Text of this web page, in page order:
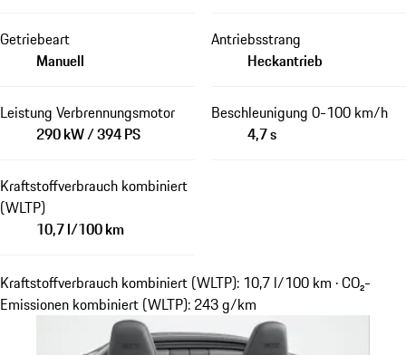
Getriebeart
Manuell
Antriebsstrang
Heckantrieb
Leistung Verbrennungsmotor
290 kW / 394 PS
Beschleunigung 0-100 km/h
4,7 s
Kraftstoffverbrauch kombiniert
(WLTP)
10,7 l/100 km
Kraftstoffverbrauch kombiniert (WLTP): 10,7 l/100 km · CO₂-
Emissionen kombiniert (WLTP): 243 g/km